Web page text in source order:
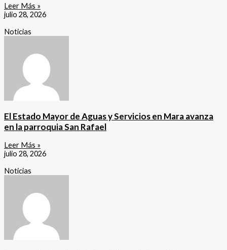
Leer Más »
julio 28, 2026
Noticias
El Estado Mayor de Aguas y Servicios en Mara avanza
en la parroquia San Rafael
Leer Más »
julio 28, 2026
Noticias